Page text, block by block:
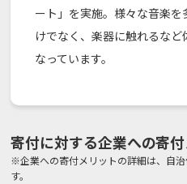
ート」を実施。様々な音楽
けでなく、楽器に触れるな
なっています。
寄付に対する企業への寄
※企業への寄付メリットの詳細は、自
す。